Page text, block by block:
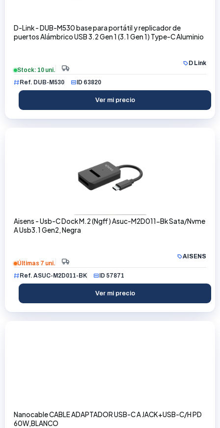
D-Link - DUB-M530 base para portátil y replicador de
puertos Alámbrico USB 3.2 Gen 1 (3.1 Gen 1) Type-C Aluminio
D Link
Stock: 10 uni.
Ref. DUB-M530
ID 63820
Ver mi precio
Aisens - Usb-C Dock M.2 (Ngff) Asuc-M2D011-Bk Sata/Nvme
A Usb3.1 Gen2, Negra
AISENS
Últimas 7 uni.
Ref. ASUC-M2D011-BK
ID 57871
Ver mi precio
Nanocable CABLE ADAPTADOR USB-C A JACK+USB-C/H PD
60W,BLANCO